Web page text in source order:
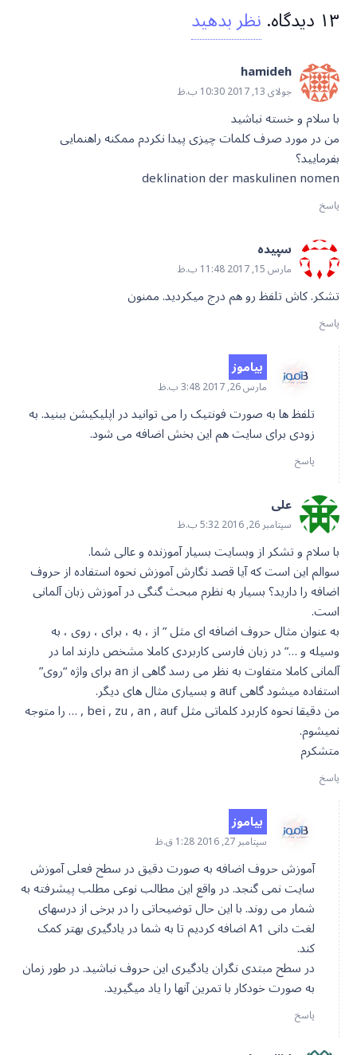
۱۳ دیدگاه.نظر بدهید
hamideh
جولای 13, 2017 10:30 ب.ظ
با سلام و خسته نباشید
من در مورد صرف کلمات چیزی پیدا نکردم ممکنه راهنمایی
بفرمایید؟
deklination der maskulinen nomen
پاسخ
سپیده
مارس 15, 2017 11:48 ب.ظ
تشکر. کاش تلفظ رو هم درج میکردید. ممنون
پاسخ
بیاموز
مارس 26, 2017 3:48 ب.ظ
تلفظ ها به صورت فونتیک را می توانید در اپلیکیشن ببنید. به
زودی برای سایت هم این بخش اضافه می شود.
پاسخ
علی
سپتامبر 26, 2016 5:32 ب.ظ
با سلام و تشکر از وبسایت بسیار آموزنده و عالی شما.
سوالم این است که آیا قصد نگارش آموزش نحوه استفاده از حروف
اضافه را دارید؟ بسیار به نظرم مبحث گنگی در آموزش زبان آلمانی
است.
به عنوان مثال حروف اضافه ای مثل ” از ، به ، برای ، روی ، به
وسیله و …” در زبان فارسی کاربردی کاملا مشخص دارند اما در
آلمانی کاملا متفاوت به نظر می رسد گاهی از an برای واژه “روی”
استفاده میشود گاهی auf و بسیاری مثال های دیگر.
من دقیقا نحوه کاربرد کلماتی مثل bei , zu , an , auf , … را متوجه
نمیشوم.
متشکرم
پاسخ
بیاموز
سپتامبر 27, 2016 1:28 ق.ظ
آموزش حروف اضافه به صورت دقیق در سطح فعلی آموزش
سایت نمی گنجد. در واقع این مطالب نوعی مطلب پیشرفته به
شمار می روند. با این حال توضیحاتی را در برخی از درسهای
لغت دانی A1 اضافه کردیم تا به شما در یادگیری بهتر کمک
کند.
در سطح مبتدی نگران یادگیری این حروف نباشید. در طور زمان
به صورت خودکار با تمرین آنها را یاد میگیرید.
پاسخ